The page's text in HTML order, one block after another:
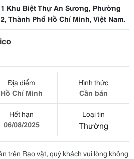
Khu Biệt Thự An Sương, Phường
Thành Phố Hồ Chí Minh, Việt Nam.
Địa điểm
Hồ Chí Minh
Hình thức
Cần bán
Hết hạn
06/08/2025
Loại tin
Thường
trên Rao vặt, quý khách vui lòng không